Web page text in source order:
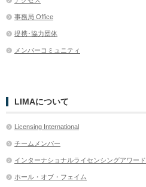
事務局 Office
提携･協力団体
メンバーコミュニティ
LIMAについて
Licensing International
チームメンバー
インターナショナルライセンシングアワード
ホール・オブ・フェイム